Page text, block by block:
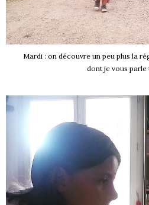
Mardi : on découvre un peu plus la
dont je vous parle